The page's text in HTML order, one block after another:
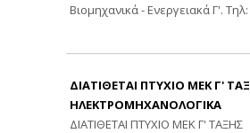
Βιομηχανικά - Ενεργειακά Γ'.
ΔΙΑΤΙΘΕΤΑΙ ΠΤΥΧΙΟ ΜΕΚ Γ'
ΗΛΕΚΤΡΟΜΗΧΑΝΟΛΟΓΙΚΑ
ΔΙΑΤΙΘΕΤΑΙ ΠΤΥΧΙΟ ΜΕΚ Γ' ΤΑΞΗΣ